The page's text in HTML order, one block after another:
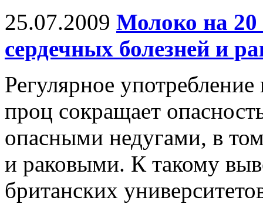
25.07.2009 Молоко на 20
сердечных болезней и
Регулярное
проц сокращает
опасными недугами, в
и раковыми. К такому
британских